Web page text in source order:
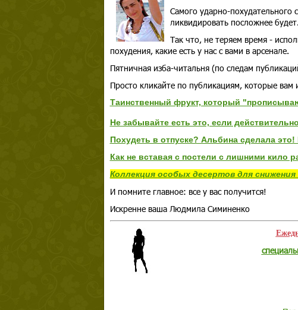
Самого ударно-похудательного
ликвидировать посложнее будет.
Так что, не теряем время -
похудения, какие есть у нас с вами в арсенале.
Пятничная изба-читальня (по следам
Просто кликайте по публикациям, которые вам
Таинственный фрукт, который
Не забывайте есть это, если
Похудеть в отпуске? Альбина сделала
Как не вставая с постели с лишними кило
Коллекция особых десертовдля снижения
И помните главное: все у вас получится!
Искренне ваша Людмила Симиненко